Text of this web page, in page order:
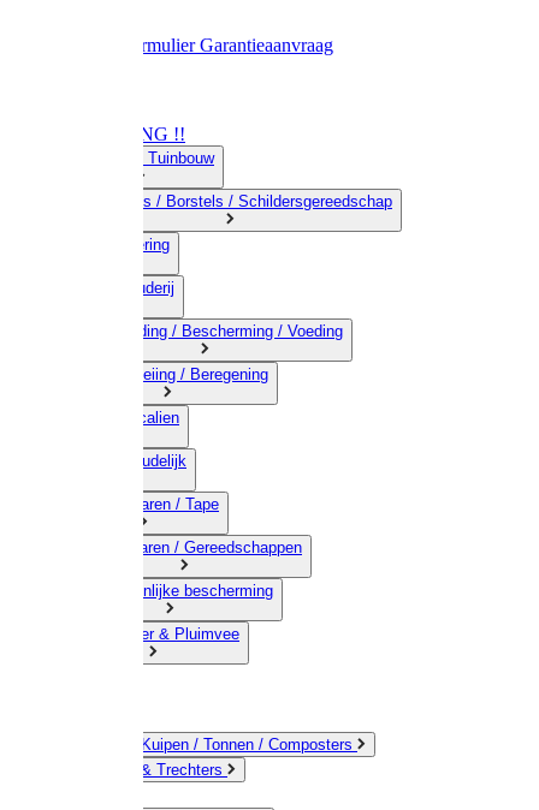
RetourformulierGarantieaanvraag
OPRUIMING !!
01) Land-& Tuinbouw
02) Bezems / Borstels / Schildersgereedschap
03) Afrastering
04) Veehouderij
05) Bestrijding / Bescherming / Voeding
06) Besproeiing / Beregening
07) Chemicalien
08) Huishoudelijk
09) Touwwaren / Tape
10) IJzerwaren / Gereedschappen
11) Persoonlijke bescherming
12) Kleindier & Pluimvee
Emmers / Kuipen / Tonnen / Composters
Jerrycans & Trechters